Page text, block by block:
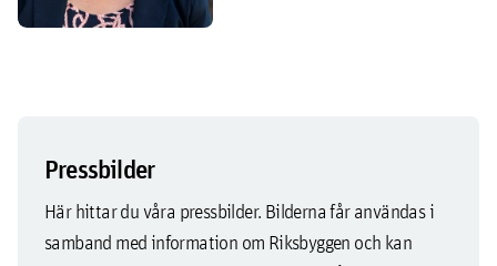
Pressbilder
Här hittar du våra pressbilder. Bilderna får användas i
samband med information om Riksbyggen och kan